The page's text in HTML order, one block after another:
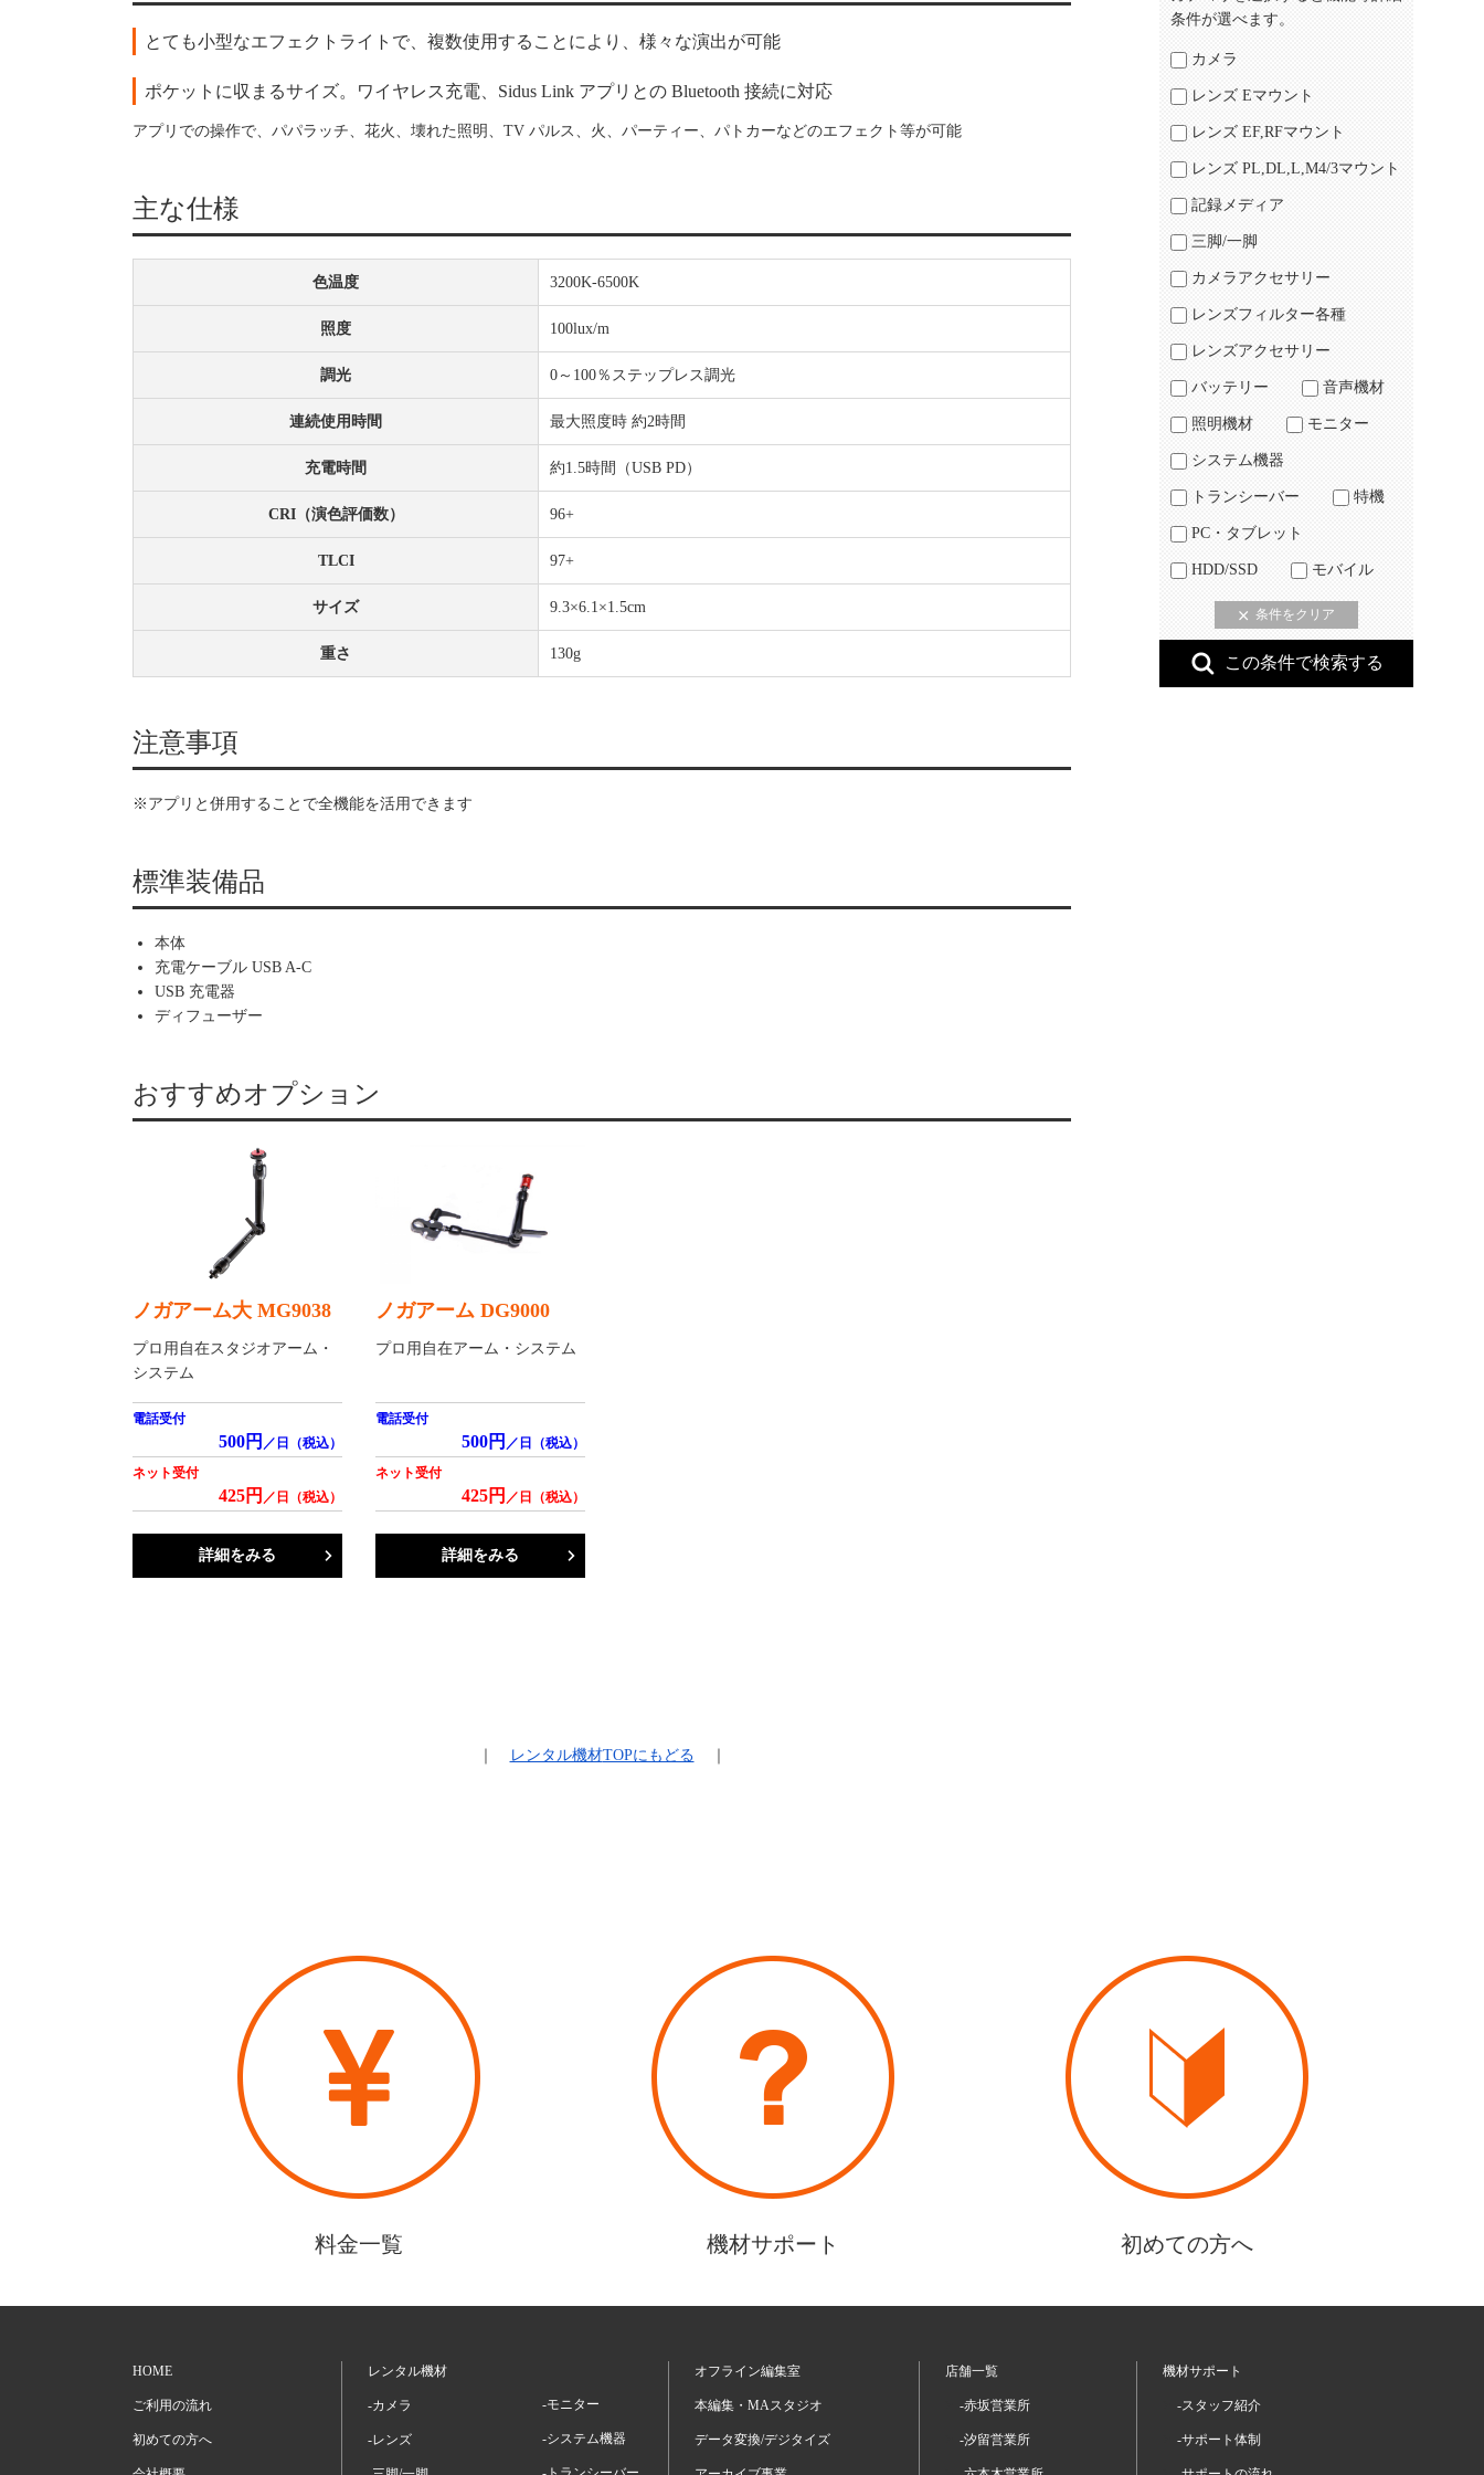
とても小型なエフェクトライトで、複数使用することにより、様々な演出が可能
ポケットに収まるサイズ。ワイヤレス充電、Sidus Link アプリとの Bluetooth 接続に対応
アプリでの操作で、パパラッチ、花火、壊れた照明、TV パルス、火、パーティー、パトカーなどのエフェクト等が可能
主な仕様
色温度 3200K-6500K
照度 100lux/m
調光 0～100％ステップレス調光
連続使用時間 最大照度時 約2時間
充電時間 約1.5時間（USB PD）
CRI（演色評価数） 96+
TLCI 97+
サイズ 9.3×6.1×1.5cm
重さ 130g
注意事項
※アプリと併用することで全機能を活用できます
標準装備品
本体
充電ケーブル USB A-C
USB 充電器
ディフューザー
おすすめオプション
ノガアーム大 MG9038
プロ用自在スタジオアーム・
システム
電話受付
500円 ／日（税込）
ネット受付
425円 ／日（税込）
詳細をみる
ノガアーム DG9000
プロ用自在アーム・システム
電話受付
500円 ／日（税込）
ネット受付
425円 ／日（税込）
詳細をみる
レンタル機材TOPにもどる
条件が選べます。
カメラ
レンズ Eマウント
レンズ EF,RFマウント
レンズ PL,DL,L,M4/3マウント
記録メディア
三脚/一脚
カメラアクセサリー
レンズフィルター各種
レンズアクセサリー
バッテリー 音声機材
照明機材 モニター
システム機器
トランシーバー 特機
PC・タブレット
HDD/SSD モバイル
料金一覧 機材サポート 初めての方へ
HOME
ご利用の流れ
初めての方へ
レンタル機材
-カメラ
-レンズ
-モニター
-システム機器
オフライン編集室
本編集・MAスタジオ
データ変換/デジタイズ
店舗一覧
-赤坂営業所
-汐留営業所
機材サポート
-スタッフ紹介
-サポート体制